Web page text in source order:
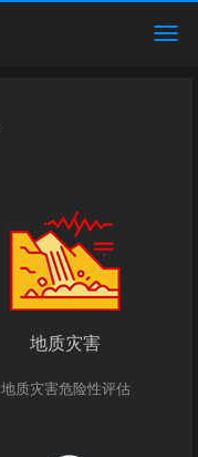
地质灾害
地质灾害危险性评估